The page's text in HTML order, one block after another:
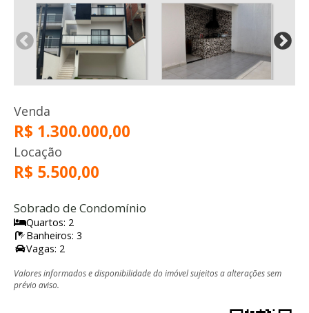
Venda
R$ 1.300.000,00
Locação
R$ 5.500,00
Sobrado de Condomínio
Quartos: 2
Banheiros: 3
Vagas: 2
Valores informados e disponibilidade do imóvel sujeitos a alterações sem
prévio aviso.